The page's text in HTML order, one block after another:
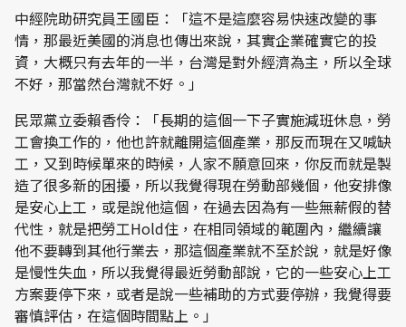
中經院助研究員王國臣：「這不是這麼容易快速改變的事
情，那最近美國的消息也傳出來說，其實企業確實它的投
資，大概只有去年的一半，台灣是對外經濟為主，所以全球
不好，那當然台灣就不好。」
民眾黨立委賴香伶：「長期的這個一下子實施減班休息，勞
工會換工作的，他也許就離開這個產業，那反而現在又喊缺
工，又到時候單來的時候，人家不願意回來，你反而就是製
造了很多新的困擾，所以我覺得現在勞動部幾個，他安排像
是安心上工，或是說他這個，在過去因為有一些無薪假的替
代性，就是把勞工Hold住，在相同領域的範圍內，繼續讓
他不要轉到其他行業去，那這個產業就不至於說，就是好像
是慢性失血，所以我覺得最近勞動部說，它的一些安心上工
方案要停下來，或者是說一些補助的方式要停辦，我覺得要
審慎評估，在這個時間點上。」